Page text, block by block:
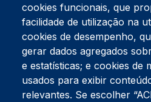
Tel:234 390 100Fax:234 390
Endereço Postal
Apartado 42
Rua Gil Eanes 31
3834-908 Gafanha da Nazaré
cookies funcionais, que
facilidade de utilização na
cookies de desempenho,
gerar dados agregados
e estatísticas; e cookies de
usados para exibir
relevantes. Se escolher